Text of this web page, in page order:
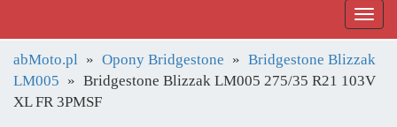
abMoto.pl Opony Bridgestone
Bridgestone Blizzak
LM005
Bridgestone Blizzak LM005 275/35 R21 103V
XL FR 3PMSF